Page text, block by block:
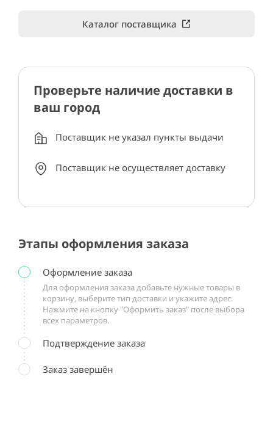
Каталог поставщика
Проверьте наличие доставки в
ваш город
Поставщик не указал пункты выдачи
Поставщик не осуществляет доставку
Этапы оформления заказа
Оформление заказа
Для оформления заказа добавьте нужные товары в
корзину, выберите тип доставки и укажите адрес.
Нажмите на кнопку "Оформить заказ" после выбора
всех параметров.
Подтверждение заказа
Заказ завершён